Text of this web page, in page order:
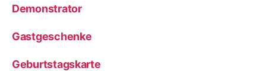
Demonstrator
Gastgeschenke
Geburtstagskarte